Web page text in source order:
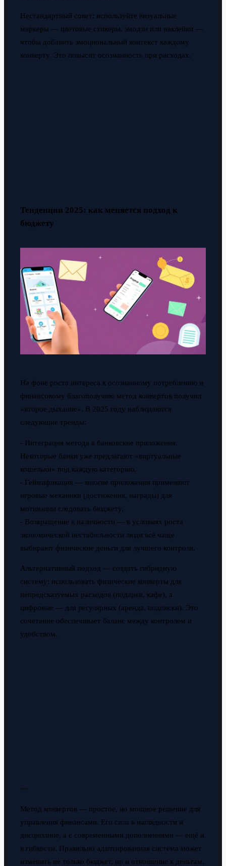
Нестандартный совет: используйте визуальные
маркеры — цветовые стикеры, эмодзи или наклейки —
чтобы добавить эмоциональный контекст каждому
конверту. Это повысит осознанность при расходах.
Тенденции 2025: как меняется подход к
бюджету
На фоне роста интереса к осознанному потреблению и
финансовому благополучию метод конвертов получил
«второе дыхание». В 2025 году наблюдаются
следующие тренды:
- Интеграция метода в банковские приложения.
Некоторые банки уже предлагают «виртуальные
кошельки» под каждую категорию.
- Геймификация — многие приложения применяют
игровые механики (достижения, награды) для
мотивации следовать бюджету.
- Возвращение к наличности — в условиях роста
экономической нестабильности люди всё чаще
выбирают физические деньги для лучшего контроля.
Альтернативный подход — создать гибридную
систему: использовать физические конверты для
непредсказуемых расходов (подарки, кафе), а
цифровые — для регулярных (аренда, подписки). Это
сочетание обеспечивает баланс между контролем и
удобством.
---
Метод конвертов — простое, но мощное решение для
управления финансами. Его сила в наглядности и
дисциплине, а с современными дополнениями — ещё и
в гибкости. Правильно адаптированная система может
изменить не только бюджет, но и отношение к деньгам.